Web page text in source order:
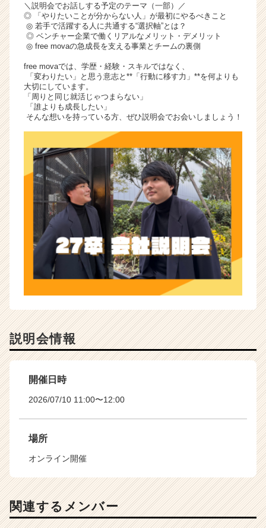
＼説明会でお話しする予定のテーマ（一部）／
◎ 「やりたいことが分からない人」が最初にやるべきこと
◎ 若手で活躍する人に共通する“選択軸”とは？
◎ ベンチャー企業で働くリアルなメリット・デメリット
◎ free movaの急成長を支える事業とチームの裏側
free movaでは、学歴・経験・スキルではなく、
「変わりたい」と思う意志と**「行動に移す力」**を何よりも
大切にしています。
「周りと同じ就活じゃつまらない」
「誰よりも成長したい」
そんな想いを持っている方、ぜひ説明会でお会いしましょう！
説明会情報
開催日時
2026/07/10 11:00〜12:00
場所
オンライン開催
関連するメンバー